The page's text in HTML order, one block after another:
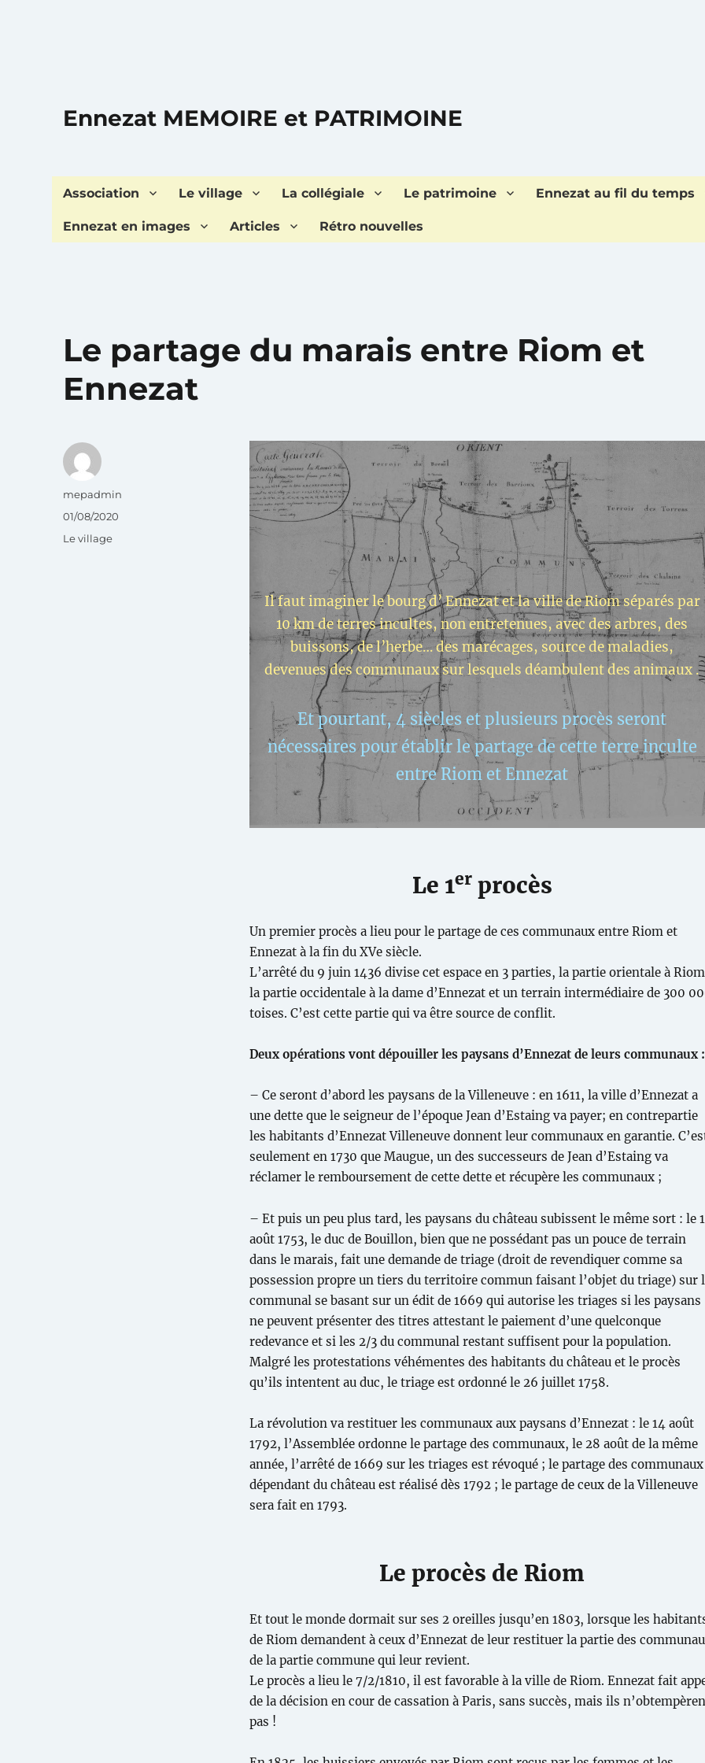
Ennezat MEMOIRE et PATRIMOINE
Association Le village La collégiale Le patrimoine Ennezat au fil du temps
Ennezat en images Articles Rétro nouvelles
Le partage du marais entre Riom et
Ennezat
Il faut imaginer le bourg d’ Ennezat et la ville de Riom séparés par
10 km de terres incultes, non entretenues, avec des arbres, des
buissons, de l’herbe… des marécages, source de maladies,
devenues des communaux sur lesquels déambulent des animaux .
Et pourtant, 4 siècles et plusieurs procès seront
nécessaires pour établir le partage de cette terre inculte
entre Riom et Ennezat
Le 1erprocès
Un premier procès a lieu pour le partage de ces communaux entre Riom et
Ennezat à la fin du XVe siècle.
L’arrêté du 9 juin 1436 divise cet espace en 3 parties, la partie orientale à
la partie occidentale à la dame d’Ennezat et un terrain intermédiaire de 300
toises. C’est cette partie qui va être source de conflit.
Deux opérations vont dépouiller les paysans d’Ennezat de leurs communaux :
– Ce seront d’abord les paysans de la Villeneuve : en 1611, la ville d’Ennezat a
une dette que le seigneur de l’époque Jean d’Estaing va payer; en contrepartie
les habitants d’Ennezat Villeneuve donnent leur communaux en garantie.
seulement en 1730 que Maugue, un des successeurs de Jean d’Estaing va
réclamer le remboursement de cette dette et récupère les communaux ;
– Et puis un peu plus tard, les paysans du château subissent le même sort : le
août 1753, le duc de Bouillon, bien que ne possédant pas un pouce de terrain
dans le marais, fait une demande de triage (droit de revendiquer comme sa
possession propre un tiers du territoire commun faisant l’objet du triage) sur
communal se basant sur un édit de 1669 qui autorise les triages si les paysans
ne peuvent présenter des titres attestant le paiement d’une quelconque
redevance et si les 2/3 du communal restant suffisent pour la population.
Malgré les protestations véhémentes des habitants du château et le procès
qu’ils intentent au duc, le triage est ordonné le 26 juillet 1758.
La révolution va restituer les communaux aux paysans d’Ennezat : le 14 août
1792, l’Assemblée ordonne le partage des communaux, le 28 août de la même
année, l’arrêté de 1669 sur les triages est révoqué ; le partage des communaux
dépendant du château est réalisé dès 1792 ; le partage de ceux de la Villeneuve
sera fait en 1793.
Le procès de Riom
Et tout le monde dormait sur ses 2 oreilles jusqu’en 1803, lorsque les
de Riom demandent à ceux d’Ennezat de leur restituer la partie des
de la partie commune qui leur revient.
Le procès a lieu le 7/2/1810, il est favorable à la ville de Riom. Ennezat fait
de la décision en cour de cassation à Paris, sans succès, mais ils
pas !
Auteur
mepadmin
Publié
01/08/2020
Catégories
Le village